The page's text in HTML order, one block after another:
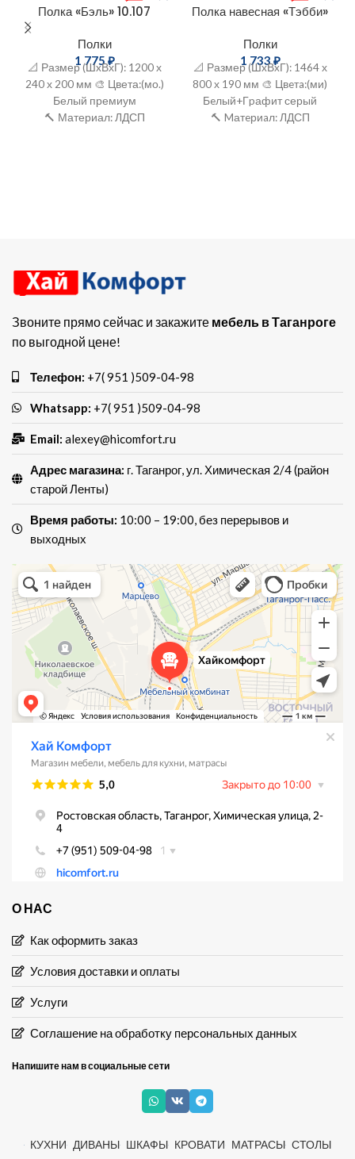
Полка «Бэль» 10.107
Полки
1 775₽
📐 Размер (ШxВхГ): 1200 х
240 х 200 мм 🎨 Цвета:(мо.)
Белый премиум
🔨 Материал: ЛДСП
Полка навесная «Тэбби»
Полки
1 733₽
📐 Размер (ШxВxГ): 1464 х
800 х 190 мм 🎨 Цвeтa:(ми)
Бeлый+Гpафит серый
🔨 Mатeриaл: ЛДСП
Звоните прямо сейчас и закажите мебель в Таганроге
по выгодной цене!
Телефон: +7( 951 )509-04-98
Whatsapp: +7( 951 )509-04-98
Email: alexey@hicomfort.ru
Адрес магазина: г. Таганрог, ул. Химическая 2/4 (район
старой Ленты)
Время работы: 10:00 – 19:00, без перерывов и
выходных
Хай Комфорт
Магазин мебели в Таганроге
Мебель для кухни в Таганроге
О НАС
Как оформить заказ
Условия доставки и оплаты
Услуги
Соглашение на обработку персональных данных
Напишите нам в социальные сети
КУХНИ ДИВАНЫ ШКАФЫ КРОВАТИ МАТРАСЫ СТОЛЫ